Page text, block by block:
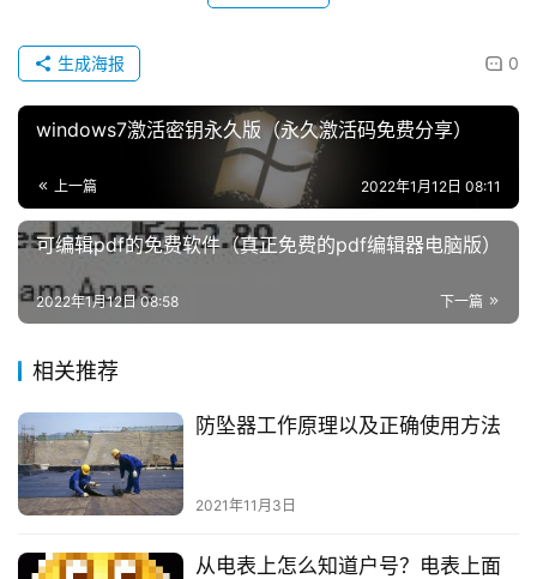
0
生成海报
windows7激活密钥永久版（永久激活码免费分享）
上一篇 2022年1月12日 08:11
可编辑pdf的免费软件（真正免费的pdf编辑器电脑版）
下一篇
2022年1月12日 08:58
相关推荐
防坠器工作原理以及正确使用方法
2021年11月3日
从电表上怎么知道户号？电表上面